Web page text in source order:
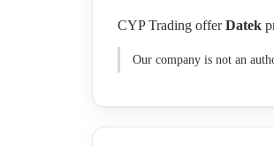
CYP Trading offerDatek
Our company is not an